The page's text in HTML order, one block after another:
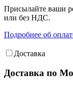
Присылайте ваши
или без НДС.
Подробнее об
Доставка
Доставка по